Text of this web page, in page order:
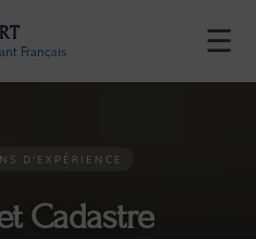
Français ☰
D'EXPÉRIENCE
Cadastre